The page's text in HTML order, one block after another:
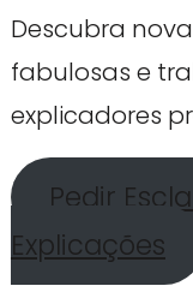
Descubra
fabulosas e
explicadores
Pedir
Explicações